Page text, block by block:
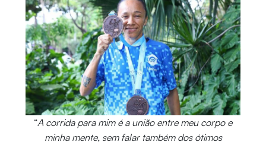
“A corrida para mim é a união entre meu corpo e
minha mente, sem falar também dos ótimos